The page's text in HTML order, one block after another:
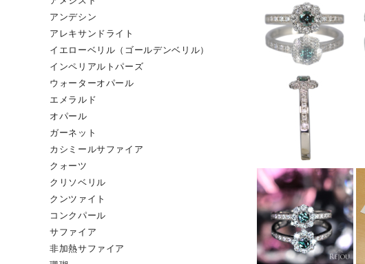
アンデシン
アレキサンドライト
イエローベリル（ゴールデンベリル）
インペリアルトパーズ
ウォーターオパール
エメラルド
オパール
ガーネット
カシミールサファイア
クォーツ
クリソベリル
クンツァイト
コンクパール
サファイア
非加熱サファイア